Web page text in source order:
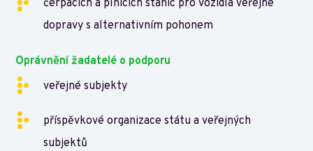
čerpacích a plnících stanic pro vozidla veřejné
dopravy s alternativním pohonem
Oprávnění žadatelé o podporu
veřejné subjekty
příspěvkové organizace státu a veřejných
subjektů